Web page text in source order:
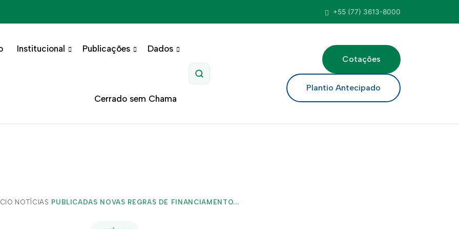
+55 (77) 3613-8000
Institucional Publicações Dados
Cerrado sem Chama
Pesquisar
Cotações
Plantio Antecipado
/ NOTÍCIAS / PUBLICADAS NOVAS REGRAS DE FINANCIAMENTO...